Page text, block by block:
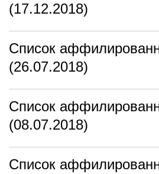
(17.12.2018)
Список
(26.07.2018)
Список
(08.07.2018)
Список